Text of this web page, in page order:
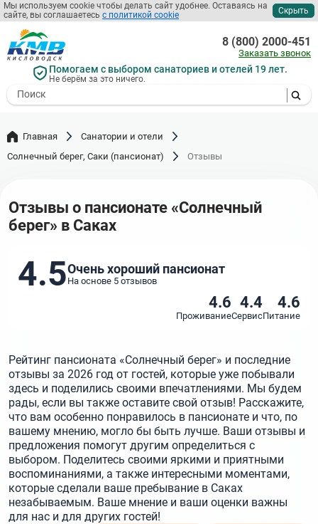
Мы используем cookie чтобы делать сайт удобнее. Оставаясь на
сайте, вы соглашаетесь с политикой cookie Скрыть
Перейти
к
основному
содержанию
Помогаем с выбором санаториев и отелей 19 лет.
Не берём за это ничего.
- I agree to the processing of my
8 (800) 2000-451
Заказать звонок
Главная
Санатории и отели
Солнечный берег, Саки (пансионат)
Отзывы
Отзывы о пансионате «Солнечный
берег» в Саках
4.5Очень хороший пансионат
На основе 5 отзывов
4.6
Проживание
4.4
Сервис
4.6
Питание
Рейтинг пансионата «Солнечный берег» и последние
отзывы за 2026 год от гостей, которые уже побывали
здесь и поделились своими впечатлениями. Мы будем
рады, если вы также оставите свой отзыв! Расскажите,
что вам особенно понравилось в пансионате и что, по
вашему мнению, могло бы быть лучше. Ваши отзывы и
предложения помогут другим определиться с
выбором. Поделитесь своими яркими и приятными
воспоминаниями, а также интересными моментами,
которые сделали ваше пребывание в Саках
незабываемым. Ваше мнение и ваши оценки важны
для нас и для других гостей!